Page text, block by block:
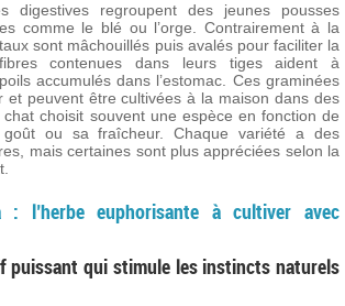
digestives regroupent des jeunes pousses
comme le blé ou l’orge. Contrairement à la
sont mâchouillés puis avalés pour faciliter la
contenues dans leurs tiges aident à
accumulés dans l’estomac. Ces graminées
et peuvent être cultivées à la maison dans des
choisit souvent une espèce en fonction de
ou sa fraîcheur. Chaque variété a des
mais certaines sont plus appréciées selon la
: l’herbe euphorisante à cultiver avec
puissant qui stimule les instincts naturels